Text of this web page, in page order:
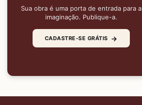
Sua obra é uma porta de entrada para a
imaginação. Publique-a.
CADASTRE-SE GRÁTIS →